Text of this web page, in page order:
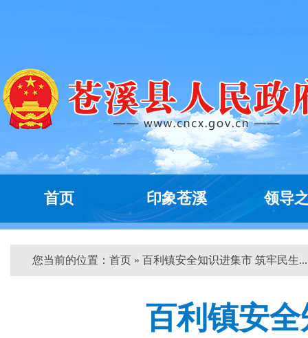
首页 印象苍溪 领导
您当前的位置： 首页 » 百利镇安全知识进集市 筑牢民生
百利镇安